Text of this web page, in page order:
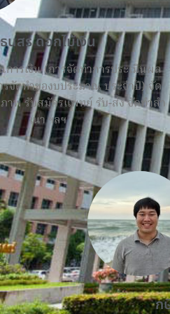
ธนสร ดอกไม้เงิน
ารเงิน (การจัดทําการประเมินผล
จัดทําของบประมาณ ประจําปี) จัด
าพ รับสมัครแพทย์ รับ-ส่ง จัดทําสํา
เนา ฯลฯ
ก